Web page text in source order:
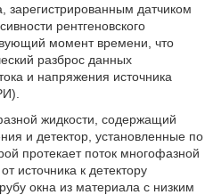
зарегистрированным датчиком
рентгеновского
момент времени, что
разброс данных
и напряжения источника
жидкости, содержащий
и детектор, установленные по
протекает поток многофазной
источника к детектору
окна из материала с низким